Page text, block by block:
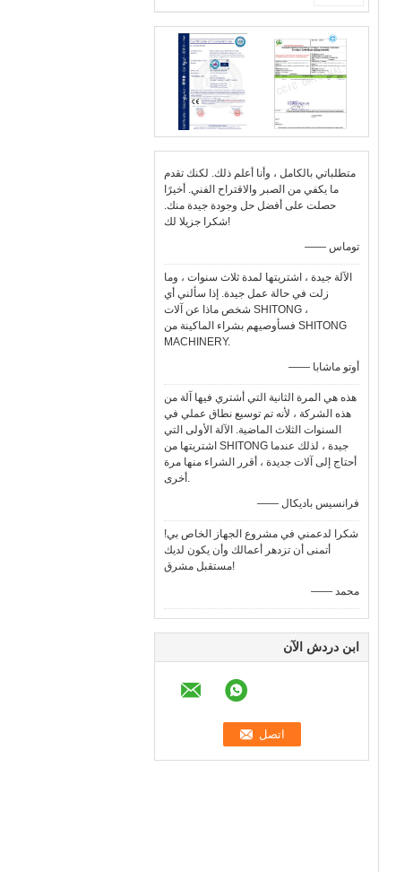
متطلباتي بالكامل ، وأنا أعلم ذلك. لكنك تقدم
ما يكفي من الصبر والاقتراح الفني. أخيرًا
حصلت على أفضل حل وجودة جيدة منك.
شكرا جزيلا لك!
—— توماس
الآلة جيدة ، اشتريتها لمدة ثلاث سنوات ، وما
زلت في حالة عمل جيدة. إذا سألني أي
شخص ماذا عن آلات SHITONG ،
فسأوصيهم بشراء الماكينة من SHITONG
MACHINERY.
—— أوتو ماشابا
هذه هي المرة الثانية التي أشتري فيها آلة من
هذه الشركة ، لأنه تم توسيع نطاق عملي في
السنوات الثلاث الماضية. الآلة الأولى التي
اشتريتها من SHITONG جيدة ، لذلك عندما
أحتاج إلى آلات جديدة ، أقرر الشراء منها مرة
أخرى.
—— فرانسيس باديكال
شكرا لدعمني في مشروع الجهاز الخاص بي!
أتمنى أن تزدهر أعمالك وأن يكون لديك
مستقبل مشرق!
—— محمد
ابن دردش الآن